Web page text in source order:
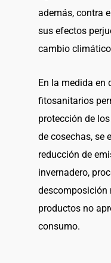
además, contra
sus efectos
cambio
En la medida en
fitosanitarios
protección de
de cosechas, se
reducción de
invernadero,
descomposición
productos no
consumo.